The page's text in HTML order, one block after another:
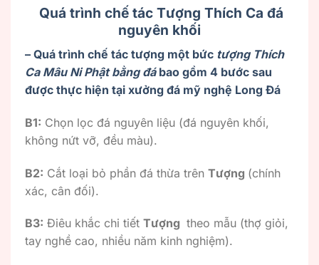
Quá trình chế tác Tượng Thích Ca đá
nguyên khối
– Quá trình chế tác tượng một bức tượng Thích
Ca Mâu Ni Phật bằng đábao gồm 4 bước sau
được thực hiện tại xưởng đá mỹ nghệ Long Đá
B1: Chọn lọc đá nguyên liệu (đá nguyên khối,
không nứt vỡ, đều màu).
B2: Cắt loại bỏ phần đá thừa trên Tượng (chính
xác, cân đối).
B3: Điêu khắc chi tiết Tượng theo mẫu (thợ giỏi,
tay nghề cao, nhiều năm kinh nghiệm).